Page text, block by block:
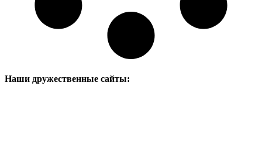
Наши дружественные сайты: